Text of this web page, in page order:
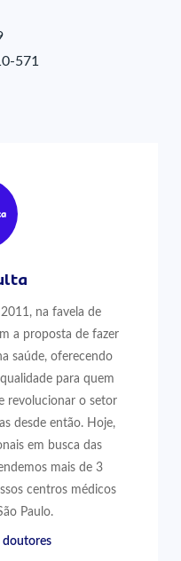
571
na favela de
a proposta de fazer
saúde, oferecendo
para quem
revolucionar o setor
desde então. Hoje,
em busca das
mais de 3
centros médicos
Paulo.
doutores